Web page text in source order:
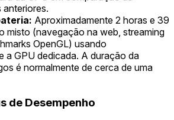
anteriores.
Aproximadamente 2 horas e 39
misto (navegação na web, streaming
OpenGL) usando
a GPU dedicada. A duração da
é normalmente de cerca de uma
de Desempenho